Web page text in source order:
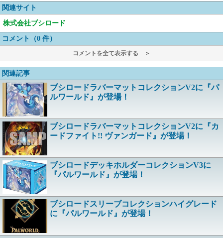
関連サイト
株式会社ブシロード
コメント（0 件）
コメントを全て表示する ＞
関連記事
ブシロードラバーマットコレクションV2に『パ
ルワールド』が登場！
ブシロードラバーマットコレクションV2に『カ
ードファイト!! ヴァンガード』が登場！
ブシロードデッキホルダーコレクションV3に
『パルワールド』が登場！
ブシロードスリーブコレクションハイグレード
に『パルワールド』が登場！